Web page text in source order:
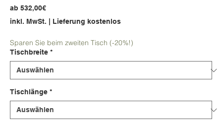
ab 532,00€Sale-
Preis
inkl. MwSt. Lieferung kostenlos
Sparen Sie beim zweiten Tisch (-20%!)
Tischbreite *
Tischlänge *